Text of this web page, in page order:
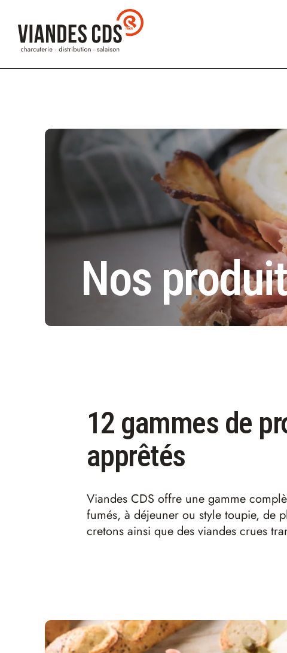
Nos
12 gammes de
apprêtés
Viandes CDS offre une gamme
fumés, à déjeuner ou style toupie, de
cretons ainsi que des viandes crues